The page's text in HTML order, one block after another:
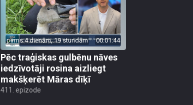
pirms 4 dienām, 19 stundām 00:01:44
Pēc traģiskas gulbēnu nāves
iedzīvotāji rosina aizliegt
makšķerēt Māras dīķī
411. epizode